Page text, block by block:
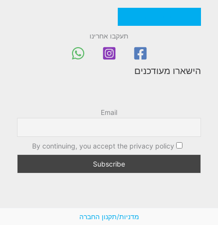
תעקבו אחרינו
הישארו מעודכנים
Email
By continuing, you accept the privacy policy
מדניות/תקנון החברה